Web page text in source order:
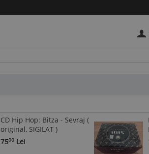
CD Hip Hop: Bitza - Sevraj (
original, SIGILAT )
7500 Lei